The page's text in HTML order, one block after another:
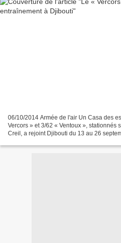
06/10/2014 Armée de l'air Un Casa des
Vercors » et 3/62 « Ventoux », stationnés
Creil, a rejoint Djibouti du 13 au 26